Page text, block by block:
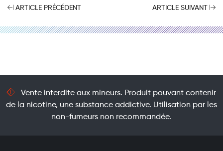
ARTICLE PRÉCÉDENT ARTICLE SUIVANT
Vente interdite aux mineurs. Produit pouvant contenir
de la nicotine, une substance addictive. Utilisation par les
non-fumeurs non recommandée.